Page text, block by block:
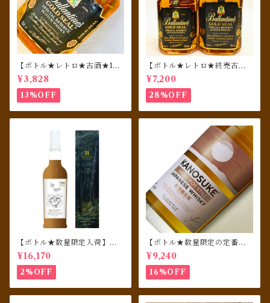
【ボトル★レトロ★古酒★198
0年代リリース★免税店終売
品】 Ballantine's バランタ
イン ゴールドシール 12年 750
ml
¥3,828
13%OFF
【ボトル★レトロ★終売古酒
セット★1980年代リリース★
免税店終売品】 Ballantine's
バランタイン ゴールドシー
ル 12年 750ml & 1000ml
¥7,200
28%OFF
【ボトル★数量限定入荷】井
川蒸溜所 シングルモルト デッ
サンシリーズ フローラ2025
¥16,170
2%OFF
【ボトル★数量限定の定番商
品】嘉之助 HIOKI POT STI
LL 700ml
¥9,240
16%OFF